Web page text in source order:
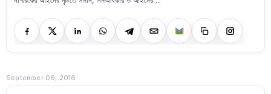
September 06, 2016